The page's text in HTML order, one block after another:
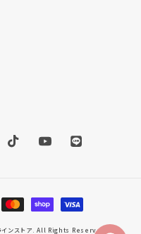
TikTokYouTubeTranslation
ンストア . All Rights Reserved.